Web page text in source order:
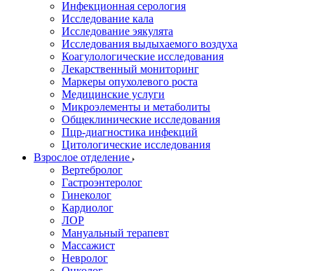
Инфекционная серология
Исследование кала
Исследование эякулята
Исследования выдыхаемого воздуха
Коагулологические исследования
Лекарственный мониторинг
Маркеры опухолевого роста
Медицинские услуги
Микроэлементы и метаболиты
Общеклинические исследования
Пцр-диагностика инфекций
Цитологические исследования
Взрослое отделение
Вертебролог
Гастроэнтеролог
Гинеколог
Кардиолог
ЛОР
Мануальный терапевт
Массажист
Невролог